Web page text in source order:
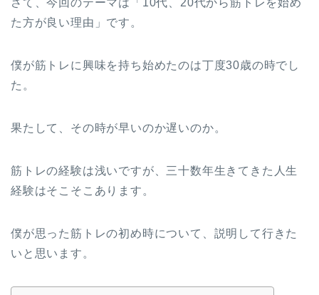
た方が良い理由」です。
僕が筋トレに興味を持ち始めたのは丁度30歳の時でし
た。
果たして、その時が早いのか遅いのか。
筋トレの経験は浅いですが、三十数年生きてきた人生
経験はそこそこあります。
僕が思った筋トレの初め時について、説明して行きた
いと思います。